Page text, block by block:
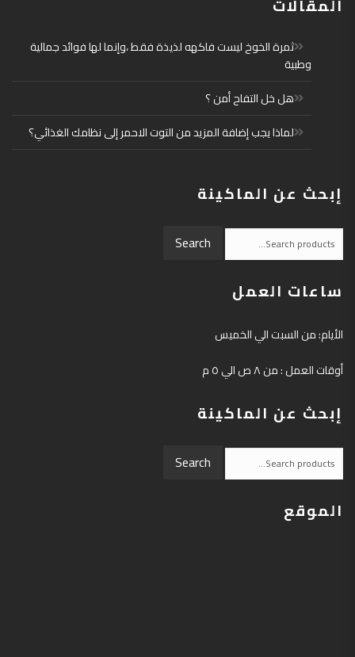
المقالات
ثمرة الخوخ ليست فاكهه لذيذة فقط ،وإنما لها فوائد جمالية
وطبية
هل خل التفاح أمن ؟
لماذا يجب إضافة المزيد من التوت الاحمر إلى نظامك الغذائي؟
إبحث عن الماكينة
Search
for:
Search
ساعات العمل
الأيام: من السبت الي الخميس
أوقات العمل : من ٨ ص الي ٥ م
إبحث عن الماكينة
Search
for:
Search
الموقع